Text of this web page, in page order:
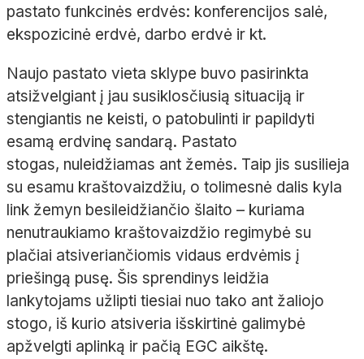
pastato funkcinės erdvės: konferencijos salė,
ekspozicinė erdvė, darbo erdvė ir kt.
Naujo pastato vieta sklype buvo pasirinkta
atsižvelgiant į jau susiklosčiusią situaciją ir
stengiantis ne keisti, o patobulinti ir papildyti
esamą erdvinę sandarą. Pastato
stogas, nuleidžiamas ant žemės. Taip jis susilieja
su esamu kraštovaizdžiu, o tolimesnė dalis kyla
link žemyn besileidžiančio šlaito – kuriama
nenutraukiamo kraštovaizdžio regimybė su
plačiai atsiveriančiomis vidaus erdvėmis į
priešingą pusę. Šis sprendinys leidžia
lankytojams užlipti tiesiai nuo tako ant žaliojo
stogo, iš kurio atsiveria išskirtinė galimybė
apžvelgti aplinką ir pačią EGC aikštę.